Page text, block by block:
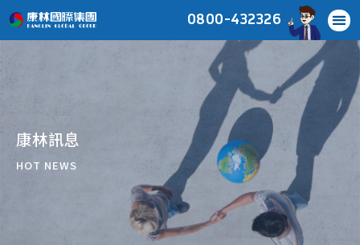
0800-432326
康林訊息
HOT NEWS